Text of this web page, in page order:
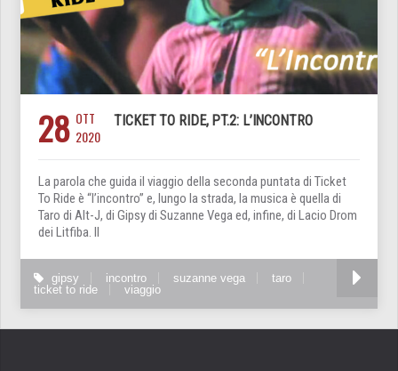
28 OTT
2020
TICKET TO RIDE, PT.2: L’INCONTRO
La parola che guida il viaggio della seconda puntata di Ticket
To Ride è “l’incontro” e, lungo la strada, la musica è quella di
Taro di Alt-J, di Gipsy di Suzanne Vega ed, infine, di Lacio Drom
dei Litfiba. Il
gipsy incontro suzanne vega
taro
ticket to ride
viaggio